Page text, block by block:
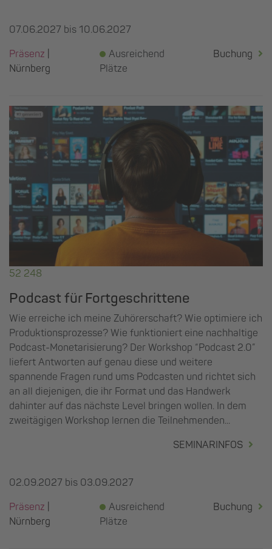
07.06.2027 bis 10.06.2027
Präsenz
Nürnberg
Ausreichend
Plätze
Buchung
52 248
Podcast für Fortgeschrittene
Wie erreiche ich meine Zuhörerschaft? Wie optimiere ich
Produktionsprozesse? Wie funktioniert eine nachhaltige
Podcast-Monetarisierung? Der Workshop “Podcast 2.0”
liefert Antworten auf genau diese und weitere
spannende Fragen rund ums Podcasten und richtet sich
an all diejenigen, die ihr Format und das Handwerk
dahinter auf das nächste Level bringen wollen. In dem
zweitägigen Workshop lernen die Teilnehmenden...
SEMINARINFOS
02.09.2027 bis 03.09.2027
Präsenz
Nürnberg
Ausreichend
Plätze
Buchung